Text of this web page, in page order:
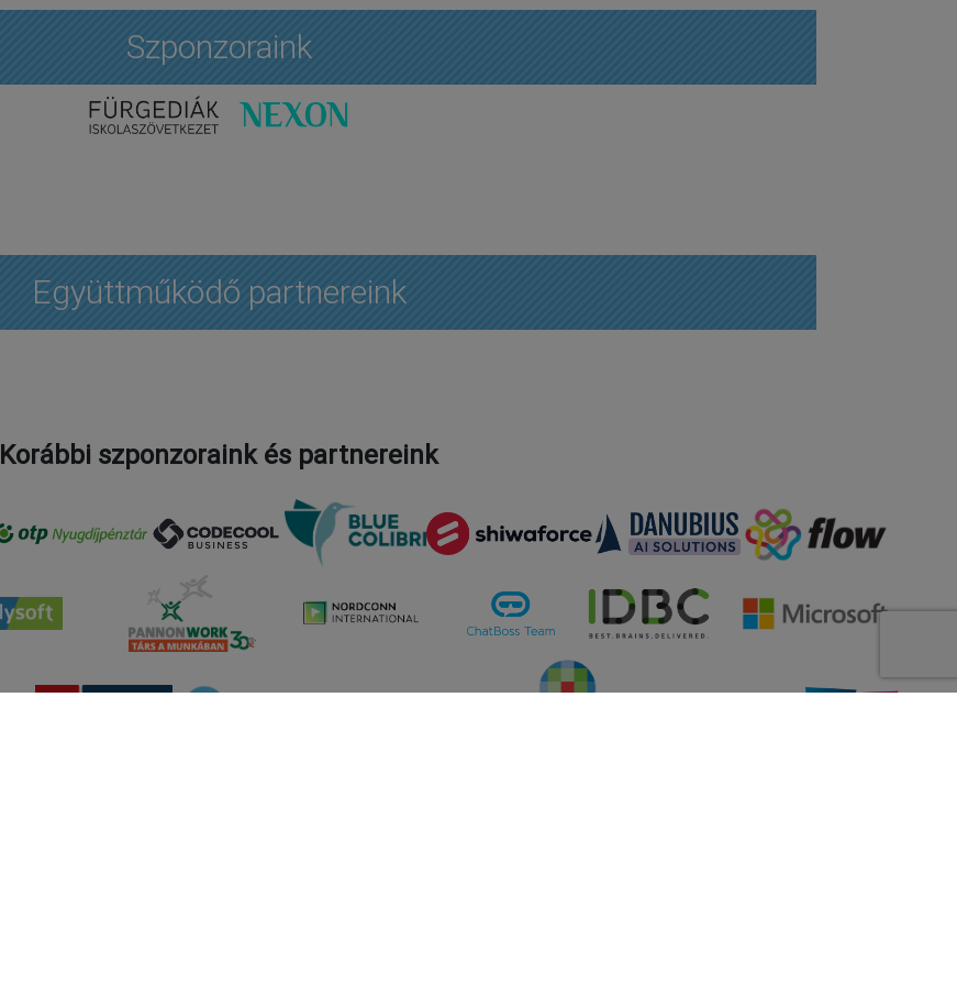
Szponzoraink
Együttműködő partnereink
Korábbi szponzoraink és partnereink